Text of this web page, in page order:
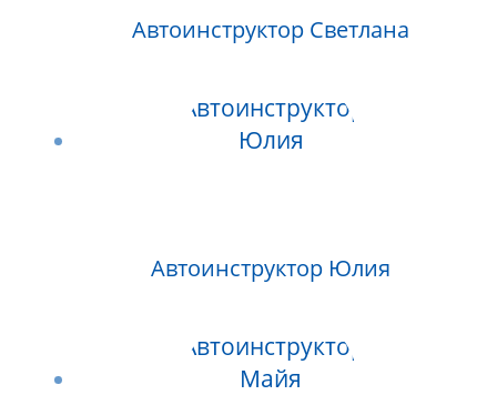
Автоинструктор Светлана
Автоинструктор Юлия